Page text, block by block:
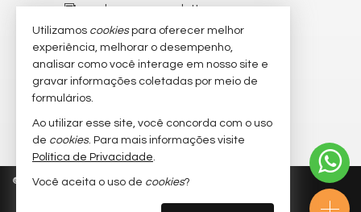
receba nosso newsletter
cadastre seu imóvel
imóveis favoritos
mapa de imóveis
trabalhe conosco
© 2026 CRECI/ES 6.546-J Política de Privacidade
Utilizamos cookiespara oferecer melhor
experiência, melhorar o desempenho,
analisar como você interage em nosso site e
gravar informações coletadas por meio de
formulários.
Ao utilizar esse site, você concorda com o uso
de cookies. Para mais informações visite
Política de Privacidade.
Você aceita o uso de cookies?